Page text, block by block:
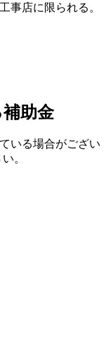
事店に限られる。
助金
いる場合がござい
。